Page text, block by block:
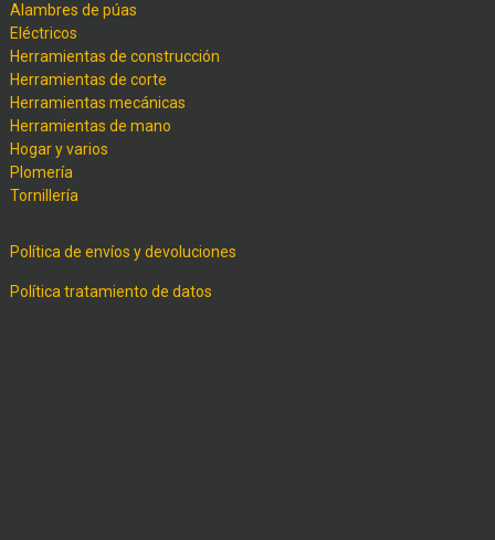
Alambres de púas
Eléctricos
Herramientas de construcción
Herramientas de corte
Herramientas mecánicas
Herramientas de mano
Hogar y varios
Plomería
Tornillería
Política de envíos y devoluciones
Política tratamiento de datos